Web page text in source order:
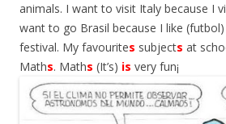
animals. I want to visit Italy because I
want to go Brasil because I like (futbol)
festival. My favourites subjects at
Maths. Maths (It’s) is very fun¡